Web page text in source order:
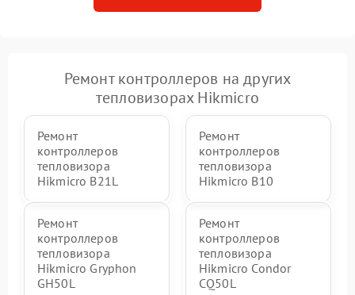
Ремонт контроллеров на других
тепловизорах Hikmicro
Ремонт
контроллеров
тепловизора
Hikmicro B21L
Ремонт
контроллеров
тепловизора
Hikmicro B10
Ремонт
контроллеров
тепловизора
Hikmicro Gryphon
GH50L
Ремонт
контроллеров
тепловизора
Hikmicro Condor
CQ50L